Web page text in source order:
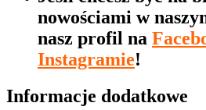
nowościami w
nasz profil na
Instagramie!
Informacje dodatkowe